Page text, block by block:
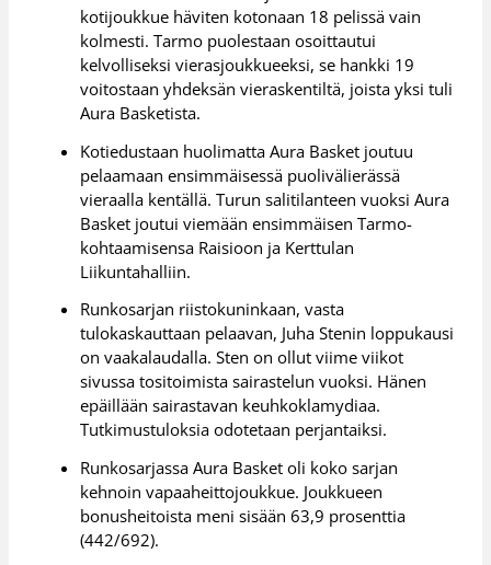
kotijoukkue häviten kotonaan 18 pelissä vain
kolmesti. Tarmo puolestaan osoittautui
kelvolliseksi vierasjoukkueeksi, se hankki 19
voitostaan yhdeksän vieraskentiltä, joista yksi tuli
Aura Basketista.
Kotiedustaan huolimatta Aura Basket joutuu
pelaamaan ensimmäisessä puolivälierässä
vieraalla kentällä. Turun salitilanteen vuoksi Aura
Basket joutui viemään ensimmäisen Tarmo-
kohtaamisensa Raisioon ja Kerttulan
Liikuntahalliin.
Runkosarjan riistokuninkaan, vasta
tulokaskauttaan pelaavan, Juha Stenin loppukausi
on vaakalaudalla. Sten on ollut viime viikot
sivussa tositoimista sairastelun vuoksi. Hänen
epäillään sairastavan keuhkoklamydiaa.
Tutkimustuloksia odotetaan perjantaiksi.
Runkosarjassa Aura Basket oli koko sarjan
kehnoin vapaaheittojoukkue. Joukkueen
bonusheitoista meni sisään 63,9 prosenttia
(442/692).